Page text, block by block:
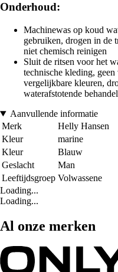
Onderhoud:
Machinewas op koud
gebruiken, drogen in de
niet chemisch reinigen
Sluit de ritsen voor het
technische kleding,
vergelijkbare kleuren,
waterafstotende
Aanvullende informatie
Merk
Helly Hansen
Kleur
marine
Kleur
Blauw
Geslacht
Man
Leeftijdsgroep Volwassene
Loading...
Loading...
Al onze merken